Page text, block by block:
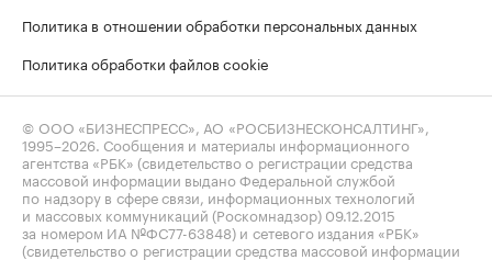
Политика в отношении обработки персональных данных
Политика обработки файлов cookie
© ООО «БИЗНЕСПРЕСС», АО «РОСБИЗНЕСКОНСАЛТИНГ»,
1995–2026. Сообщения и материалы информационного
агентства «РБК» (свидетельство о регистрации средства
массовой информации выдано Федеральной службой
по надзору в сфере связи, информационных технологий
и массовых коммуникаций (Роскомнадзор) 09.12.2015
за номером ИА №ФС77-63848) и сетевого издания «РБК»
(свидетельство о регистрации средства массовой информации